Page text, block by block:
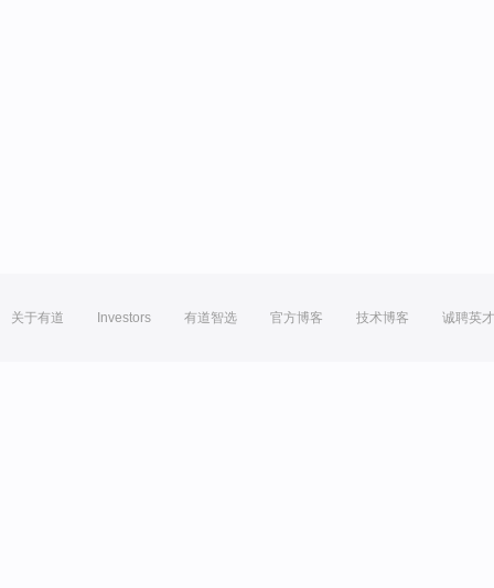
关于有道 Investors 有道智选 官方博客 技术博客 诚聘英才